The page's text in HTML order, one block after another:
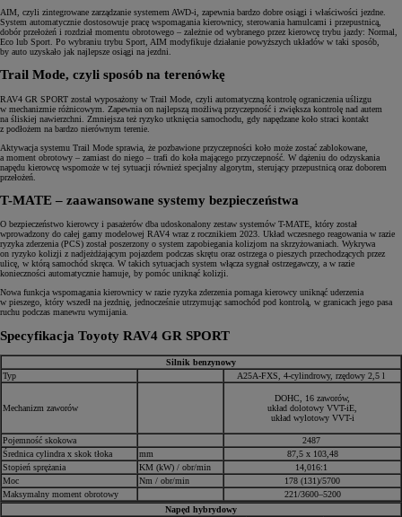
AIM, czyli zintegrowane zarządzanie systemem AWD-i, zapewnia bardzo dobre osiągi i właściwości jezdne.
System automatycznie dostosowuje pracę wspomagania kierownicy, sterowania hamulcami i przepustnicą,
dobór przełożeń i rozdział momentu obrotowego – zależnie od wybranego przez kierowcę trybu jazdy: Normal,
Eco lub Sport. Po wybraniu trybu Sport, AIM modyfikuje działanie powyższych układów w taki sposób,
by auto uzyskało jak najlepsze osiągi na jezdni.
Trail Mode, czyli sposób na terenówkę
RAV4 GR SPORT został wyposażony w Trail Mode, czyli automatyczną kontrolę ograniczenia uślizgu
w mechanizmie różnicowym. Zapewnia on najlepszą możliwą przyczepność i zwiększa kontrolę nad autem
na śliskiej nawierzchni. Zmniejsza też ryzyko utknięcia samochodu, gdy napędzane koło straci kontakt
z podłożem na bardzo nierównym terenie.
Aktywacja systemu Trail Mode sprawia, że pozbawione przyczepności koło może zostać zablokowane,
a moment obrotowy – zamiast do niego – trafi do koła mającego przyczepność. W dążeniu do odzyskania
napędu kierowcę wspomoże w tej sytuacji również specjalny algorytm, sterujący przepustnicą oraz doborem
przełożeń.
T-MATE – zaawansowane systemy bezpieczeństwa
O bezpieczeństwo kierowcy i pasażerów dba udoskonalony zestaw systemów T-MATE, który został
wprowadzony do całej gamy modelowej RAV4 wraz z rocznikiem 2023. Układ wczesnego reagowania w razie
ryzyka zderzenia (PCS) został poszerzony o system zapobiegania kolizjom na skrzyżowaniach. Wykrywa
on ryzyko kolizji z nadjeżdżającym pojazdem podczas skrętu oraz ostrzega o pieszych przechodzących przez
ulicę, w którą samochód skręca. W takich sytuacjach system włącza sygnał ostrzegawczy, a w razie
konieczności automatycznie hamuje, by pomóc uniknąć kolizji.
Nowa funkcja wspomagania kierownicy w razie ryzyka zderzenia pomaga kierowcy uniknąć uderzenia
w pieszego, który wszedł na jezdnię, jednocześnie utrzymując samochód pod kontrolą, w granicach jego pasa
ruchu podczas manewru wymijania.
Specyfikacja Toyoty RAV4 GR SPORT
Silnik benzynowy
Typ
A25A-FXS, 4-cylindrowy, rzędowy 2,5 l
Mechanizm zaworów
DOHC, 16 zaworów,
układ dolotowy VVT-iE,
układ wylotowy VVT-i
Pojemność skokowa
2487
Średnica cylindra x skok tłoka
mm
87,5 x 103,48
Stopień sprężania
KM (kW) / obr/min
14,016:1
Moc
Nm / obr/min
178 (131)/5700
Maksymalny moment obrotowy
221/3600–5200
Napęd hybrydowy